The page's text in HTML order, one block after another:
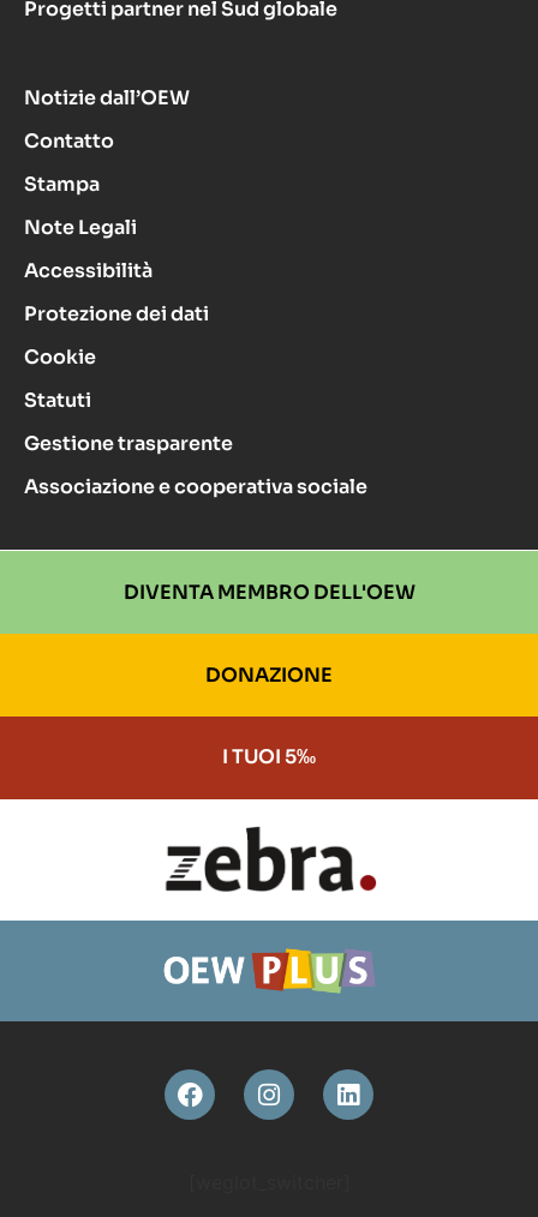
Progetti partner nel Sud globale
Notizie dall’OEW
Contatto
Stampa
Note Legali
Accessibilità
Protezione dei dati
Cookie
Statuti
Gestione trasparente
Associazione e cooperativa sociale
DIVENTA MEMBRO DELL'OEW
DONAZIONE
I TUOI 5‰